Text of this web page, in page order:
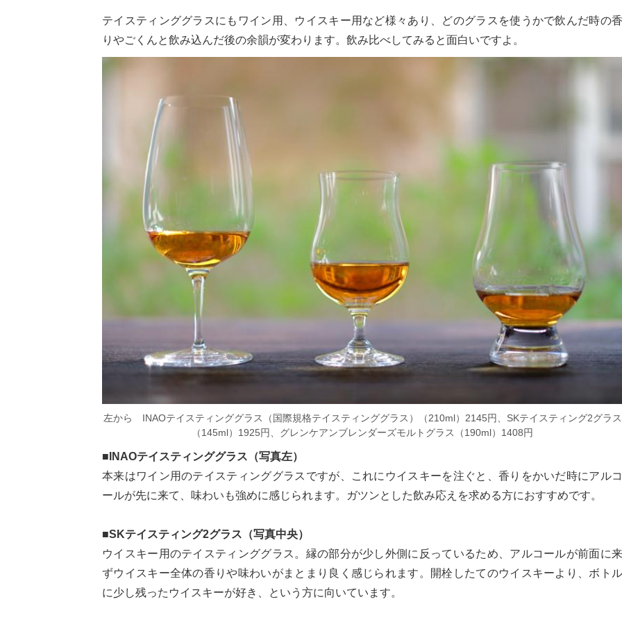
テイスティンググラスにもワイン用、ウイスキー用など様々あり、どのグラスを使うかで飲んだ時の香
りやごくんと飲み込んだ後の余韻が変わります。飲み比べしてみると面白いですよ。
左から INAOテイスティンググラス（国際規格テイスティンググラス）（210ml）2145円、SKテイスティング2グラス
（145ml）1925円、グレンケアンブレンダーズモルトグラス（190ml）1408円
■INAOテイスティンググラス（写真左）
本来はワイン用のテイスティンググラスですが、これにウイスキーを注ぐと、香りをかいだ時にアルコ
ールが先に来て、味わいも強めに感じられます。ガツンとした飲み応えを求める方におすすめです。
■SKテイスティング2グラス（写真中央）
ウイスキー用のテイスティンググラス。縁の部分が少し外側に反っているため、アルコールが前面に来
ずウイスキー全体の香りや味わいがまとまり良く感じられます。開栓したてのウイスキーより、ボトル
に少し残ったウイスキーが好き、という方に向いています。